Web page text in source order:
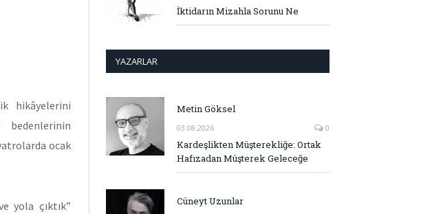
hikâyelerini
bedenlerinin
ocak
yola çıktık”
İktidarın Mizahla Sorunu Ne
YAZARLAR
Metin Göksel
03.08.2026 0
Kardeşlikten Müşterekliğe: Ortak
Hafızadan Müşterek Geleceğe
Cüneyt Uzunlar